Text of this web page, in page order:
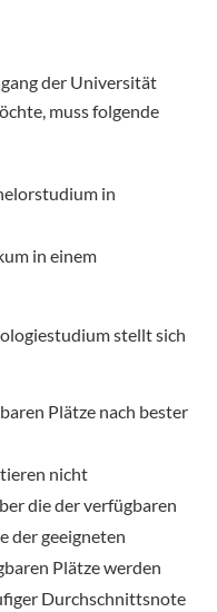
der Universität
muss folgende
in
in einem
stellt sich
Plätze nach bester
nicht
die der verfügbaren
der geeigneten
Plätze werden
Durchschnittsnote